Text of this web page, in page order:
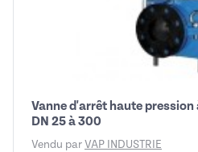
Vanne d'arrêt haute
DN 25 à 300
Vendu par VAP INDUSTRIE